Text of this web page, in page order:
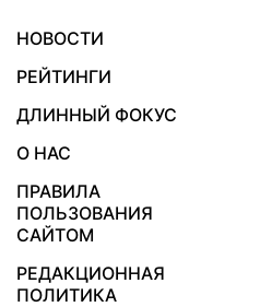
НОВОСТИ
РЕЙТИНГИ
ДЛИННЫЙ ФОКУС
О НАС
ПРАВИЛА
ПОЛЬЗОВАНИЯ
САЙТОМ
РЕДАКЦИОННАЯ
ПОЛИТИКА